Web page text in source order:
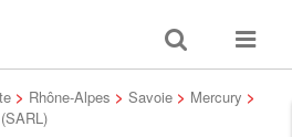
Toggle
search
Toggle
> Rhône-Alpes > Savoie > Mercury >